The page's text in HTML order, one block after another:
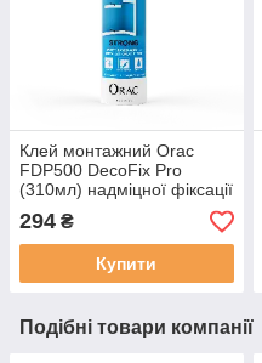
Клей монтажний Orac
FDP500 DecoFix Pro
(310мл) надміцної фіксації
294 ₴
Купити
Подібні товари компанії